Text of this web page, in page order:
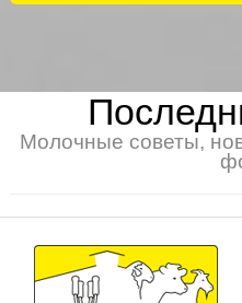
Молочные советы,